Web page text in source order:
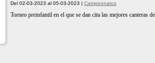
Del 02-03-2023 al 05-03-2023 | Campeonatos
Torneo preinfantil en el que se dan cita las mejores canteras